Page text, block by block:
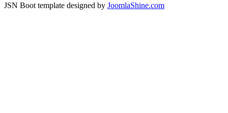
JSN Boot template designed by JoomlaShine.com